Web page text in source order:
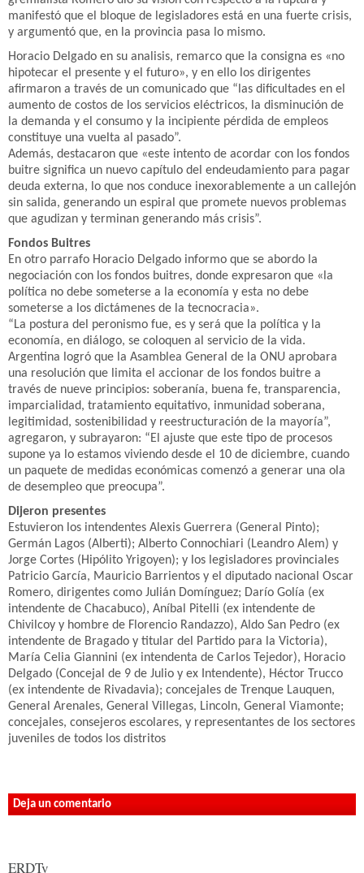
manifestó que el bloque de legisladores está en una fuerte crisis,
y argumentó que, en la provincia pasa lo mismo.
Horacio Delgado en su analisis, remarco que la consigna es «no
hipotecar el presente y el futuro», y en ello los dirigentes
afirmaron a través de un comunicado que “las dificultades en el
aumento de costos de los servicios eléctricos, la disminución de
la demanda y el consumo y la incipiente pérdida de empleos
constituye una vuelta al pasado”.
Además, destacaron que «este intento de acordar con los fondos
buitre significa un nuevo capítulo del endeudamiento para pagar
deuda externa, lo que nos conduce inexorablemente a un callejón
sin salida, generando un espiral que promete nuevos problemas
que agudizan y terminan generando más crisis”.
Fondos Buitres
En otro parrafo Horacio Delgado informo que se abordo la
negociación con los fondos buitres, donde expresaron que «la
política no debe someterse a la economía y esta no debe
someterse a los dictámenes de la tecnocracia».
“La postura del peronismo fue, es y será que la política y la
economía, en diálogo, se coloquen al servicio de la vida.
Argentina logró que la Asamblea General de la ONU aprobara
una resolución que limita el accionar de los fondos buitre a
través de nueve principios: soberanía, buena fe, transparencia,
imparcialidad, tratamiento equitativo, inmunidad soberana,
legitimidad, sostenibilidad y reestructuración de la mayoría”,
agregaron, y subrayaron: “El ajuste que este tipo de procesos
supone ya lo estamos viviendo desde el 10 de diciembre, cuando
un paquete de medidas económicas comenzó a generar una ola
de desempleo que preocupa”.
Dijeron presentes
Estuvieron los intendentes Alexis Guerrera (General Pinto);
Germán Lagos (Alberti); Alberto Connochiari (Leandro Alem) y
Jorge Cortes (Hipólito Yrigoyen); y los legisladores provinciales
Patricio García, Mauricio Barrientos y el diputado nacional Oscar
Romero, dirigentes como Julián Domínguez; Darío Golía (ex
intendente de Chacabuco), Aníbal Pitelli (ex intendente de
Chivilcoy y hombre de Florencio Randazzo), Aldo San Pedro (ex
intendente de Bragado y titular del Partido para la Victoria),
María Celia Giannini (ex intendenta de Carlos Tejedor), Horacio
Delgado (Concejal de 9 de Julio y ex Intendente), Héctor Trucco
(ex intendente de Rivadavia); concejales de Trenque Lauquen,
General Arenales, General Villegas, Lincoln, General Viamonte;
concejales, consejeros escolares, y representantes de los sectores
juveniles de todos los distritos
Deja un comentario
ERDTv